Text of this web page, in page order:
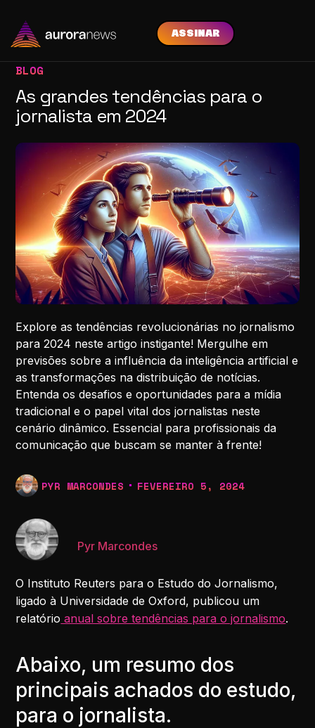
ASSINAR
BLOG
As grandes tendências para o
jornalista em 2024
Explore as tendências revolucionárias no jornalismo
para 2024 neste artigo instigante! Mergulhe em
previsões sobre a influência da inteligência artificial e
as transformações na distribuição de notícias.
Entenda os desafios e oportunidades para a mídia
tradicional e o papel vital dos jornalistas neste
cenário dinâmico. Essencial para profissionais da
comunicação que buscam se manter à frente!
PYR MARCONDES FEVEREIRO 5, 2024
Pyr Marcondes
O Instituto Reuters para o Estudo do Jornalismo,
ligado à Universidade de Oxford, publicou um
relatório anual sobre tendências para o jornalismo.
Abaixo, um resumo dos
principais achados do estudo,
para o jornalista.